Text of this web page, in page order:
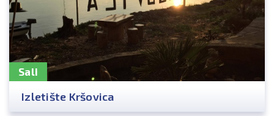
Sali
Izletište Kršovica